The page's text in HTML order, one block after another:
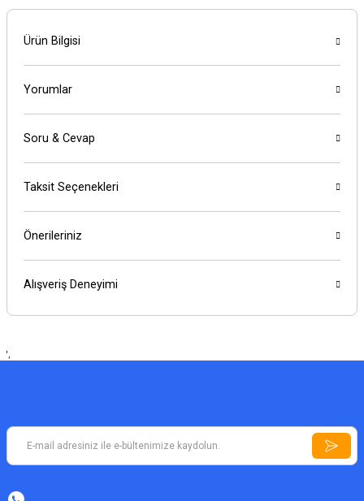
Ürün Bilgisi
Yorumlar
Soru & Cevap
Taksit Seçenekleri
Önerileriniz
Alışveriş Deneyimi
',